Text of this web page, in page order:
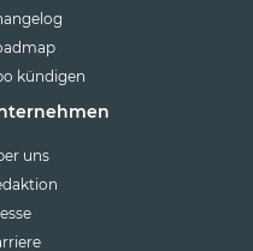
kündigen
uns